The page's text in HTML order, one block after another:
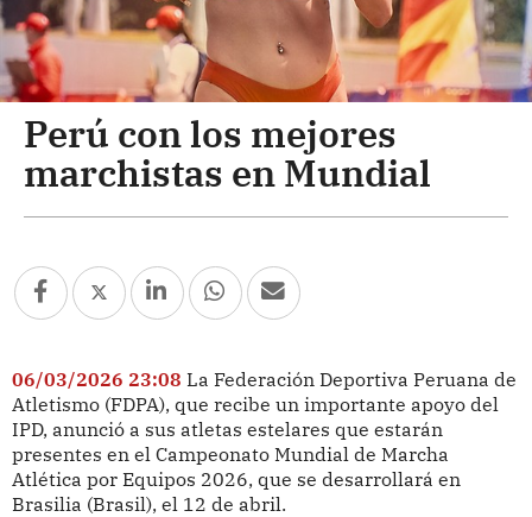
Perú con los mejores
marchistas en Mundial
06/03/2026 23:08 La Federación Deportiva Peruana de
Atletismo (FDPA), que recibe un importante apoyo del
IPD, anunció a sus atletas estelares que estarán
presentes en el Campeonato Mundial de Marcha
Atlética por Equipos 2026, que se desarrollará en
Brasilia (Brasil), el 12 de abril.